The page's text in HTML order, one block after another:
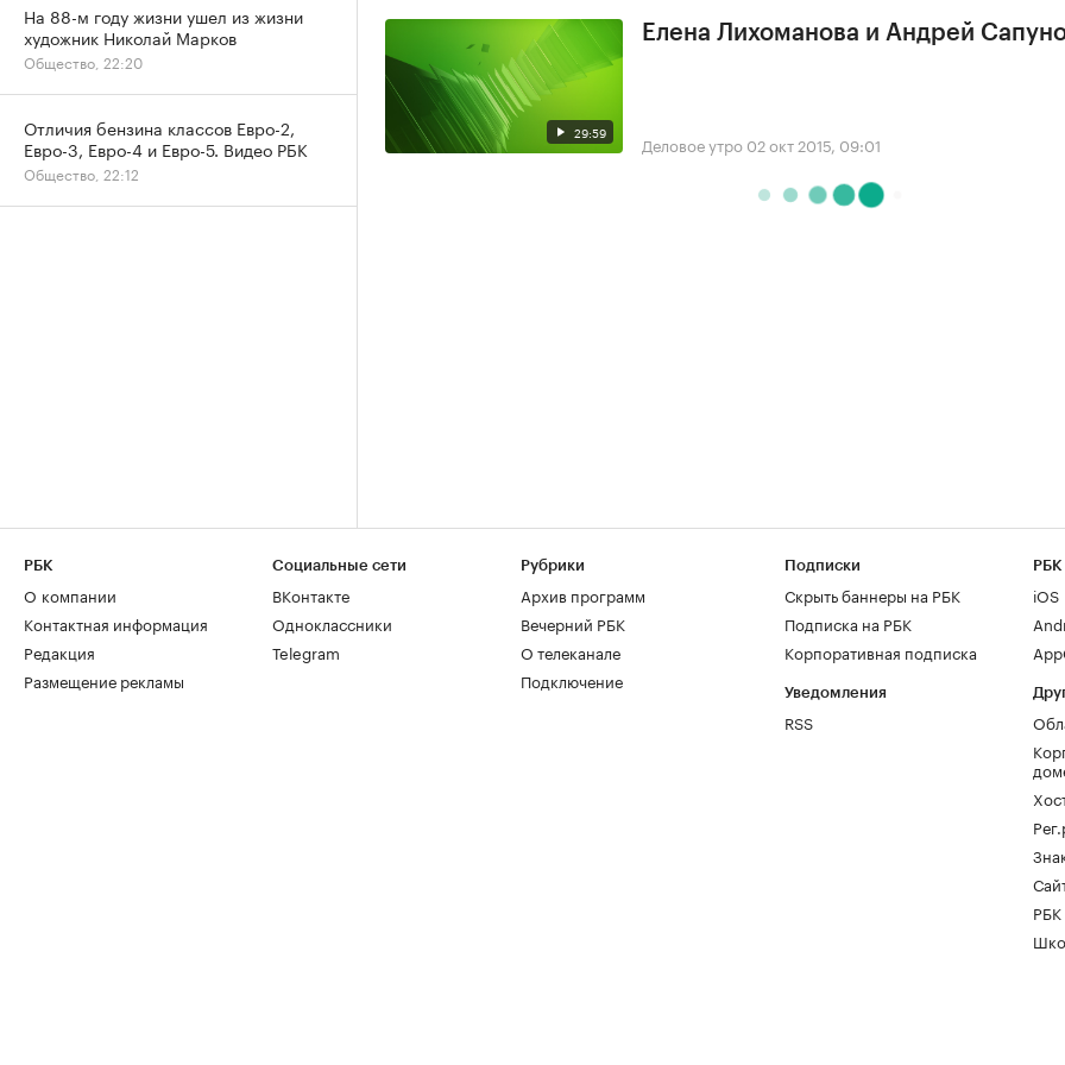
29:59
Елена Лихоманова и Андрей
Деловое утро 02 окт 2015, 09:01
На 88-м году жизни ушел из жизни
художник Николай Марков
Общество, 22:20
Отличия бензина классов Евро-2,
Евро-3, Евро-4 и Евро-5. Видео РБК
Общество, 22:12
РБК
О компании
Контактная информация
Редакция
Размещение рекламы
Социальные сети
ВКонтакте
Одноклассники
Telegram
Рубрики
Архив программ
Вечерний РБК
О телеканале
Подключение
Подписки
Скрыть баннеры на РБК
Подписка на РБК
Корпоративная подписка
Уведомления
RSS
РБК
iOS